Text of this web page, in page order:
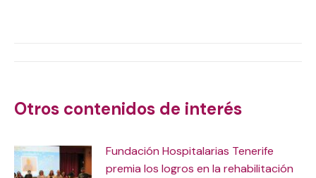
Otros contenidos de interés
Fundación Hospitalarias Tenerife
premia los logros en la rehabilitación